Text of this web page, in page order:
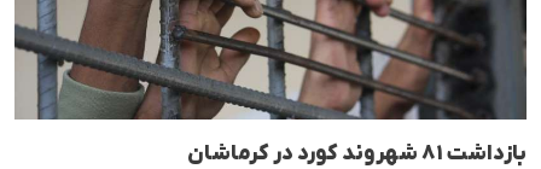
بازداشت ٨١ شهروند کورد در کرماشان